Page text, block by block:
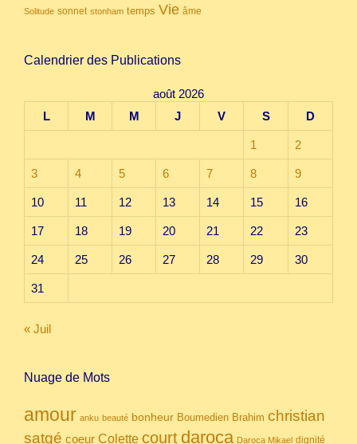
Solitude sonnet stonham temps Vie âme
Calendrier des Publications
août 2026
L
M M J V S D
1 2
3 4 5 6 7 8 9
10 11 12 13 14 15 16
17 18 19 20 21 22 23
24 25 26 27 28 29 30
31
« Juil
Nuage de Mots
amour anku beauté bonheur Boumedien Brahim christian
satgé coeur Colette court daroca Daroca Mikael dignité